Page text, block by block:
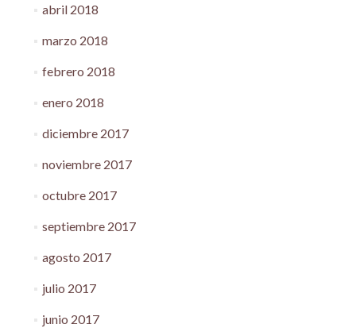
abril 2018
marzo 2018
febrero 2018
enero 2018
diciembre 2017
noviembre 2017
octubre 2017
septiembre 2017
agosto 2017
julio 2017
junio 2017